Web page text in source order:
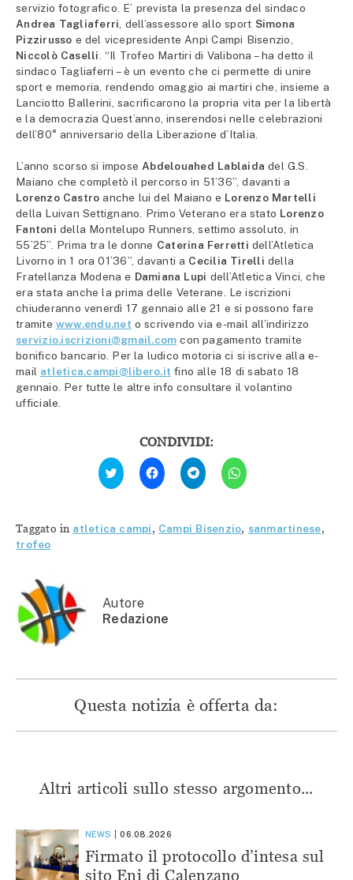
servizio fotografico. E’ prevista la presenza del sindaco
Andrea Tagliaferri, dell’assessore allo sport Simona
Pizzirusso e del vicepresidente Anpi Campi Bisenzio,
Niccolò Caselli. “Il Trofeo Martiri di Valibona – ha detto il
sindaco Tagliaferri – è un evento che ci permette di unire
sport e memoria, rendendo omaggio ai martiri che, insieme a
Lanciotto Ballerini, sacrificarono la propria vita per la libertà
e la democrazia Quest’anno, inserendosi nelle celebrazioni
dell’80° anniversario della Liberazione d’Italia.
L’anno scorso si imposeAbdelouahed Lablaidadel G.S.
Maiano che completò il percorso in 51’36”, davanti a
Lorenzo Castro anche lui del Maiano e Lorenzo Martelli
della Luivan Settignano. Primo Veterano era stato Lorenzo
Fantoni della Montelupo Runners, settimo assoluto, in
55’25”. Prima tra le donne Caterina Ferretti dell’Atletica
Livorno in 1 ora 01’36”, davanti a Cecilia Tirelli della
Fratellanza Modena e Damiana Lupi dell’Atletica Vinci, che
era stata anche la prima delle Veterane. Le iscrizioni
chiuderanno venerdì 17 gennaio alle 21 e si possono fare
tramite www.endu.net o scrivendo via e-mail all’indirizzo
servizio.iscrizioni@gmail.com con pagamento tramite
bonifico bancario. Per la ludico motoria ci si iscrive alla e-
mail atletica.campi@libero.it fino alle 18 di sabato 18
gennaio. Per tutte le altre info consultare il volantino
ufficiale.
CONDIVIDI:
Fai
clic
qui
Twitter
(Si
Fai
clic
per
condividere
(Si
apre
Fai
clic
per
condividere
(Si
apre
Fai
clic
per
(Si
apre
Taggato in atletica campi, Campi Bisenzio, sanmartinese,
trofeo
Autore
Redazione
Questa notizia è offerta da:
Altri articoli sullo stesso argomento...
NEWS 06.08.2026
Firmato il protocollo d’intesa sul
sito Eni di Calenzano